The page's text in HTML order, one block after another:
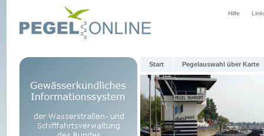
Hilfe
Start Pegelauswahl über Karte